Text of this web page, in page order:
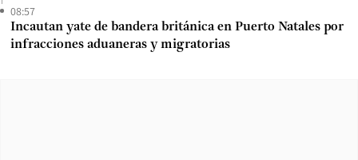
08:57
Incautan yate de bandera británica en Puerto Natales por
infracciones aduaneras y migratorias